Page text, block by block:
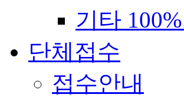
기타
단체접수
접수안내